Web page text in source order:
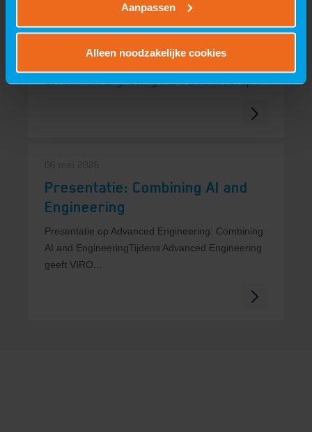
Aanpassen
Alleen noodzakelijke cookies
Samenwerking, innovatie en een
de Advanced Engineering beurs draaide het op...
Presentatie: Combining AI and
Engineering
Presentatie op Advanced Engineering: Combining
AI and EngineeringTijdens Advanced Engineering
geeft VIRO...